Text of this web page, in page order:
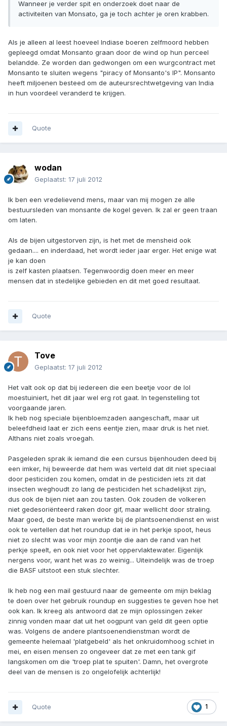
Wanneer je verder spit en onderzoek doet naar de
activiteiten van Monsato, ga je toch achter je oren krabben.
Als je alleen al leest hoeveel Indiase boeren zelfmoord hebben
gepleegd omdat Monsanto graan door de wind op hun perceel
belandde. Ze worden dan gedwongen om een wurgcontract met
Monsanto te sluiten wegens "piracy of Monsanto's IP". Monsanto
heeft miljoenen besteed om de auteursrechtwetgeving van India
in hun voordeel veranderd te krijgen.
Quote
wodan
Geplaatst: 17 juli 2012
Ik ben een vredelievend mens, maar van mij mogen ze alle
bestuursleden van monsante de kogel geven. Ik zal er geen traan
om laten.
Als de bijen uitgestorven zijn, is het met de mensheid ook
gedaan.... en inderdaad, het wordt ieder jaar erger. Het enige wat
je kan doen
is zelf kasten plaatsen. Tegenwoordig doen meer en meer
mensen dat in stedelijke gebieden en dit met goed resultaat.
Quote
Tove
Geplaatst: 17 juli 2012
Het valt ook op dat bij iedereen die een beetje voor de lol
moestuiniert, het dit jaar wel erg rot gaat. In tegenstelling tot
voorgaande jaren.
Ik heb nog speciale bijenbloemzaden aangeschaft, maar uit
beleefdheid laat er zich eens eentje zien, maar druk is het niet.
Althans niet zoals vroegah.
Pasgeleden sprak ik iemand die een cursus bijenhouden deed bij
een imker, hij beweerde dat hem was verteld dat dit niet speciaal
door pesticiden zou komen, omdat in de pesticiden iets zit dat
insecten weghoudt zo lang de pesticiden het schadelijkst zijn,
dus ook de bijen niet aan zou tasten. Ook zouden de volkeren
niet gedesoriënteerd raken door gif, maar wellicht door straling.
Maar goed, de beste man werkte bij de plantsoenendienst en wist
ook te vertellen dat het roundup dat ie in het perkje spoot, heus
niet zo slecht was voor mijn zoontje die aan de rand van het
perkje speelt, en ook niet voor het oppervlaktewater. Eigenlijk
nergens voor, want het was zo weinig... Uiteindelijk was de troep
die BASF uitstoot een stuk slechter.
Ik heb nog een mail gestuurd naar de gemeente om mijn beklag
te doen over het gebruik roundup en suggesties te geven hoe het
ook kan. Ik kreeg als antwoord dat ze mijn oplossingen zeker
zinnig vonden maar dat uit het oogpunt van geld dit geen optie
was. Volgens de andere plantsoenendienstman wordt de
gemeente helemaal 'platgebeld' als het onkruidomhoog schiet in
mei, en eisen mensen zo ongeveer dat ze met een tank gif
langskomen om die 'troep plat te spuiten'. Damn, het overgrote
deel van de mensen is zo ongelofelijk achterlijk!
1
Quote